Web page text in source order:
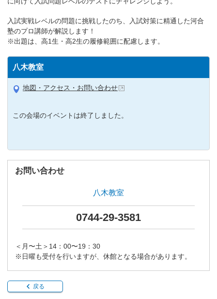
入試実戦レベルの問題に挑戦したのち、入試対策に精通した河合
塾のプロ講師が解説します！
※出題は、高1生・高2生の履修範囲に配慮します。
八木教室
地図・アクセス・お問い合わせ
この会場のイベントは終了しました。
お問い合わせ
八木教室
0744-29-3581
＜月〜土＞14：00〜19：30
※日曜も受付を行いますが、休館となる場合があります。
戻る